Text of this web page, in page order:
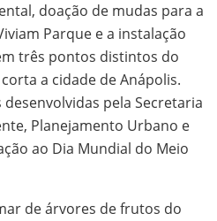
doação de mudas para a
Parque e a instalação
três pontos distintos do
a cidade de Anápolis.
desenvolvidas pela Secretaria
Planejamento Urbano e
ao Dia Mundial do Meio
de árvores de frutos do